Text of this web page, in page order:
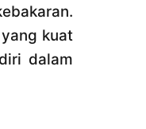
kuat
dalam